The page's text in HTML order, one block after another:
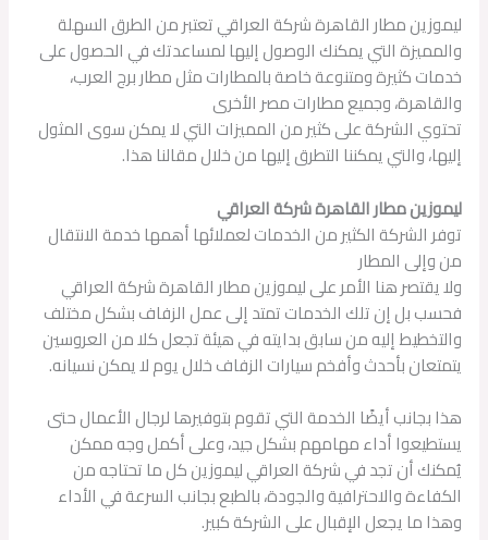
ليموزين مطار القاهرة شركة العراقي تعتبر من الطرق السهلة
والمميزة التي يمكنك الوصول إليها لمساعدتك في الحصول على
خدمات كثيرة ومتنوعة خاصة بالمطارات مثل مطار برج العرب،
والقاهرة، وجميع مطارات مصر الأخرى
تحتوي الشركة على كثير من المميزات التي لا يمكن سوى المثول
إليها، والتي يمكننا التطرق إليها من خلال مقالنا هذا.
ليموزين مطار القاهرة شركة العراقي
توفر الشركة الكثير من الخدمات لعملائها أهمها خدمة الانتقال
من وإلى المطار
ولا يقتصر هنا الأمر على ليموزين مطار القاهرة شركة العراقي
فحسب بل إن تلك الخدمات تمتد إلى عمل الزفاف بشكل مختلف
والتخطيط إليه من سابق بدايته في هيئة تجعل كلا من العروسين
يتمتعان بأحدث وأفخم سيارات الزفاف خلال يوم لا يمكن نسيانه.
هذا بجانب أيضًا الخدمة التي تقوم بتوفيرها لرجال الأعمال حتى
يستطيعوا أداء مهامهم بشكل جيد، وعلى أكمل وجه ممكن
يُمكنك أن تجد في شركة العراقي ليموزين كل ما تحتاجه من
الكفاءة والاحترافية والجودة، بالطبع بجانب السرعة في الأداء
وهذا ما يجعل الإقبال على الشركة كبير.